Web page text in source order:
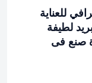
للعناية
لطيفة
صنع فى